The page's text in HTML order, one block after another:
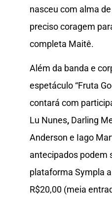
nasceu com alma
preciso coragem
completa Maitê.
Além da banda e
espetáculo “Fruta
contará com
Lu Nunes, Darling
Anderson e Iago
antecipados podem
plataforma Sympla
R$20,00 (meia